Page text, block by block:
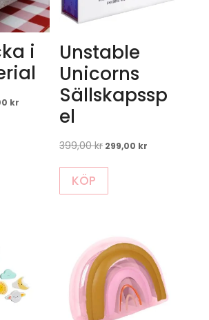
i
krDet
nuvarande
Unstable
Unicorns
Sällskapssp
el
399,00kr Det
var:
299,00 kr
KÖP